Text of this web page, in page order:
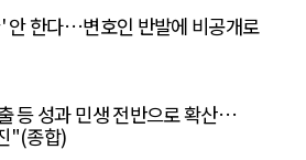
안 한다…변호인 반발에 비공개로
등 성과 민생 전반으로 확산…
"(종합)